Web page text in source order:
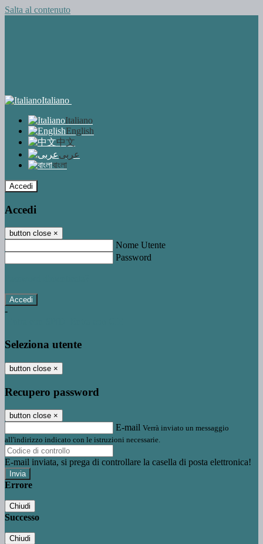
Salta al contenuto
Italiano
Italiano
English
中文
عربى
বাংলা
Accedi
Accedi
button close ×
Nome Utente
Password
-
Seleziona utente
button close ×
Recupero password
button close ×
E-mail Verrà inviato un messaggio
all'indirizzo indicato con le istruzioni necessarie.
E-mail inviata, si prega di controllare la casella di posta elettronica!
Errore
Chiudi
Successo
Chiudi